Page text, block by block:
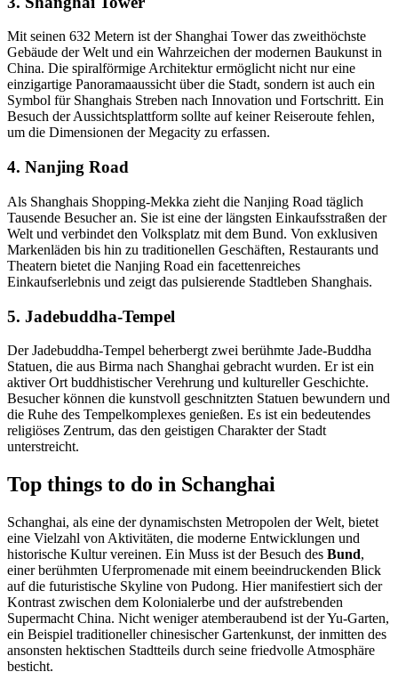
Mit seinen 632 Metern ist der Shanghai Tower das zweithöchste
Gebäude der Welt und ein Wahrzeichen der modernen Baukunst in
China. Die spiralförmige Architektur ermöglicht nicht nur eine
einzigartige Panoramaaussicht über die Stadt, sondern ist auch ein
Symbol für Shanghais Streben nach Innovation und Fortschritt. Ein
Besuch der Aussichtsplattform sollte auf keiner Reiseroute fehlen,
um die Dimensionen der Megacity zu erfassen.
4. Nanjing Road
Als Shanghais Shopping-Mekka zieht die Nanjing Road täglich
Tausende Besucher an. Sie ist eine der längsten Einkaufsstraßen der
Welt und verbindet den Volksplatz mit dem Bund. Von exklusiven
Markenläden bis hin zu traditionellen Geschäften, Restaurants und
Theatern bietet die Nanjing Road ein facettenreiches
Einkaufserlebnis und zeigt das pulsierende Stadtleben Shanghais.
5. Jadebuddha-Tempel
Der Jadebuddha-Tempel beherbergt zwei berühmte Jade-Buddha
Statuen, die aus Birma nach Shanghai gebracht wurden. Er ist ein
aktiver Ort buddhistischer Verehrung und kultureller Geschichte.
Besucher können die kunstvoll geschnitzten Statuen bewundern und
die Ruhe des Tempelkomplexes genießen. Es ist ein bedeutendes
religiöses Zentrum, das den geistigen Charakter der Stadt
unterstreicht.
Top things to do in Schanghai
Schanghai, als eine der dynamischsten Metropolen der Welt, bietet
eine Vielzahl von Aktivitäten, die moderne Entwicklungen und
historische Kultur vereinen. Ein Muss ist der Besuch des Bund,
einer berühmten Uferpromenade mit einem beeindruckenden Blick
auf die futuristische Skyline von Pudong. Hier manifestiert sich der
Kontrast zwischen dem Kolonialerbe und der aufstrebenden
Supermacht China. Nicht weniger atemberaubend ist der Yu-Garten,
ein Beispiel traditioneller chinesischer Gartenkunst, der inmitten des
ansonsten hektischen Stadtteils durch seine friedvolle Atmosphäre
besticht.